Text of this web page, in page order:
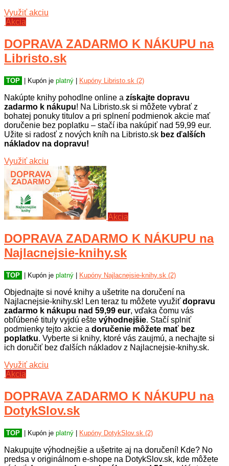
Využiť akciu
Akcia
DOPRAVA ZADARMO K NÁKUPU na
Libristo.sk
TOP | Kupón je platný | Kupóny Libristo.sk (2)
Nakúpte knihy pohodlne online a získajte dopravu
zadarmo k nákupu! Na Libristo.sk si môžete vybrať z
bohatej ponuky titulov a pri splnení podmienok akcie mať
doručenie bez poplatku – stačí iba nakúpiť nad 59,99 eur.
Užite si radosť z nových kníh na Libristo.sk bez ďalších
nákladov na dopravu!
Využiť akciu
Akcia
DOPRAVA ZADARMO K NÁKUPU na
Najlacnejsie-knihy.sk
TOP | Kupón je platný Kupóny Najlacnejsie-knihy.sk (2)
Objednajte si nové knihy a ušetrite na doručení na
Najlacnejsie-knihy.sk! Len teraz tu môžete využiť dopravu
zadarmo k nákupu nad 59,99 eur, vďaka čomu vás
obľúbené tituly vyjdú ešte výhodnejšie. Stačí splniť
podmienky tejto akcie a doručenie môžete mať bez
poplatku. Vyberte si knihy, ktoré vás zaujmú, a nechajte si
ich doručiť bez ďalších nákladov z Najlacnejsie-knihy.sk.
Využiť akciu
Akcia
DOPRAVA ZADARMO K NÁKUPU na
DotykSlov.sk
TOP | Kupón je platný Kupóny DotykSlov.sk (2)
Nakupujte výhodnejšie a ušetrite aj na doručení! Kde? No
predsa v originálnom e-shope na DotykSlov.sk, kde môžete